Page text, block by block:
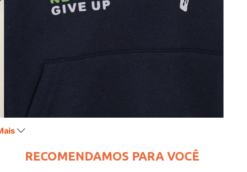
RECOMENDAMOS PARA VOCÊ